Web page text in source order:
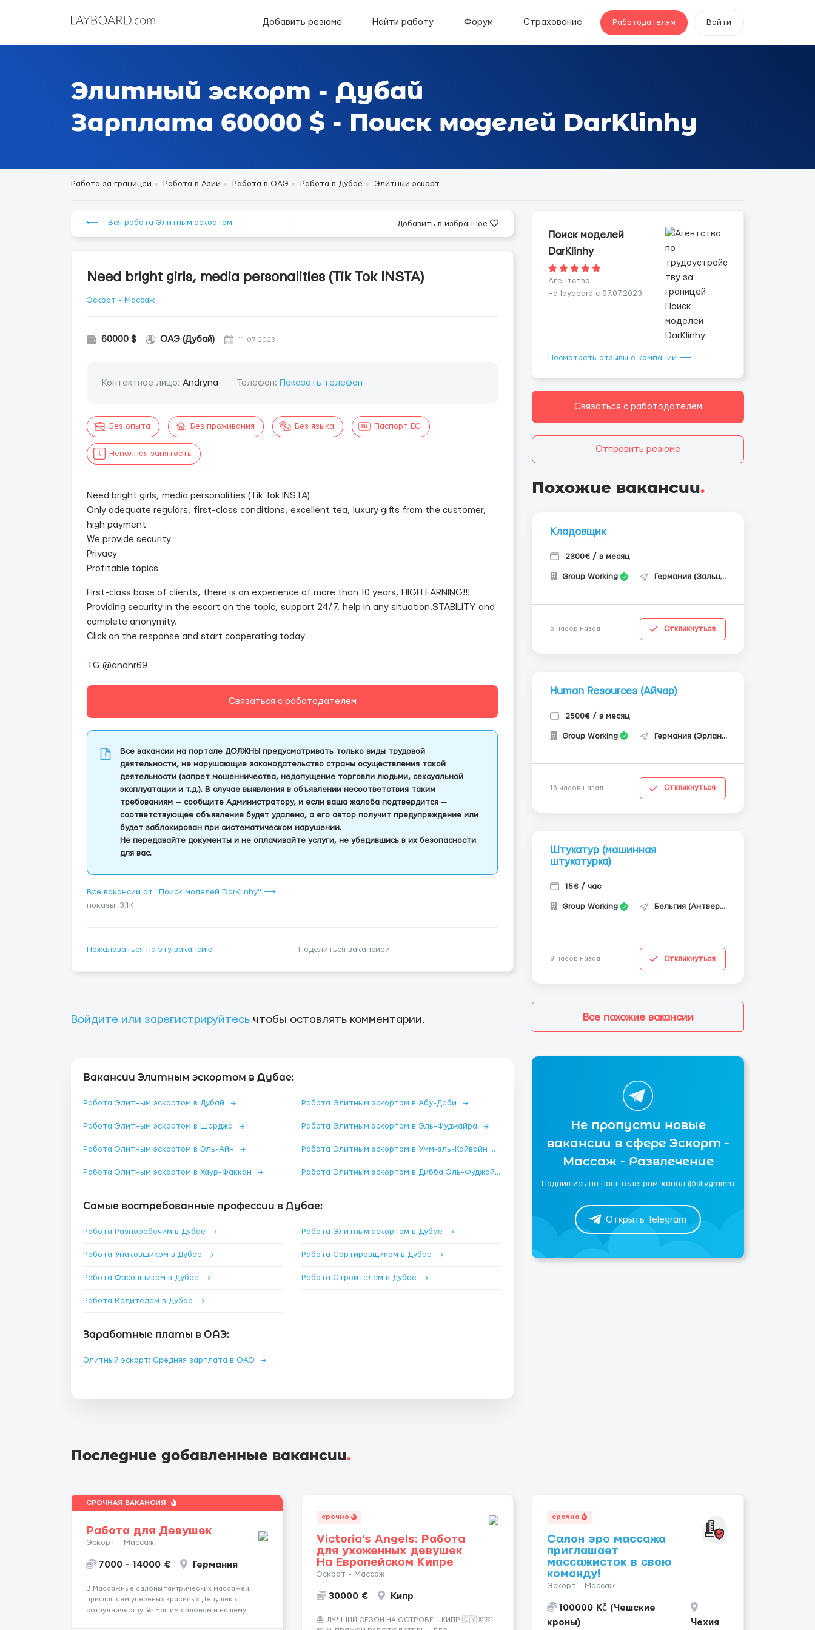
Добавить резюме Найти работу Форум Страхование Работодателям Войти
Элитный эскорт - Дубай
Зарплата 60000 $ - Поиск моделей DarKlinhy
Работа за границей Работа в Азии Работа в ОАЭ Работа в Дубае Элитный эскорт
⟵ Вся работа Элитным эскортом Добавить в избранное
Need bright girls, media personalities (Tik Tok INSTA)
Эскорт - Массаж
60000 $ ОАЭ (Дубай) 11-07-2023
Контактное лицо: Andryna Телефон: Показать телефон
Без опыта Без проживания Без языка Паспорт ЕС
Неполная занятость
Need bright girls, media personalities (Tik Tok INSTA)
Only adequate regulars, first-class conditions, excellent tea, luxury gifts from the customer,
high payment
We provide security
Privacy
Profitable topics
First-class base of clients, there is an experience of more than 10 years, HIGH EARNING!!!
Providing security in the escort on the topic, support 24/7, help in any situation.STABILITY and
complete anonymity.
Click on the response and start cooperating today
TG @andhr69
Связаться с работодателем
Все вакансии на портале ДОЛЖНЫ предусматривать только виды трудовой
деятельности, не нарушающие законодательство страны осуществления такой
деятельности (запрет мошенничества, недопущение торговли людьми, сексуальной
эксплуатации и т.д.). В случае выявления в объявлении несоответствия таким
требованиям — сообщите Администратору, и если ваша жалоба подтвердится —
соответствующее объявление будет удалено, а его автор получит предупреждение или
будет заблокирован при систематическом нарушении.
Не передавайте документы и не оплачивайте услуги, не убедившись в их безопасности
для вас.
Все вакансии от "Поиск моделей DarKlinhy" ⟶
показы: 3.1K
Пожаловаться на эту вакансию Поделиться вакансией:
Войдите или зарегистрируйтесь чтобы оставлять комментарии.
Вакансии Элитным эскортом в Дубае:
Работа Элитным эскортом в Дубай → Работа Элитным эскортом в Абу-Даби →
Работа Элитным эскортом в Шарджа → Работа Элитным эскортом в Эль-Фуджайра →
Работа Элитным эскортом в Эль-Айн → Работа Элитным эскортом в Умм-эль-Кайвайн→
Работа Элитным эскортом в Хаур-Факкан → Работа Элитным эскортом в Дибба Эль-Фуджайра
Самые востребованные профессии в Дубае:
Работа Разнорабочим в Дубае → Работа Элитным эскортом в Дубае →
Работа Упаковщиком в Дубае → Работа Сортировщиком в Дубае →
Работа Фасовщиком в Дубае → Работа Строителем в Дубае →
Работа Водителем в Дубае →
Заработные платы в ОАЭ:
Элитный эскорт: Средняя зарплата в ОАЭ →
Поиск моделей
DarKlinhy
Агентство
на layboard с 07.07.2023
Посмотреть отзывы о компании ⟶
Связаться с работодателем
Отправить резюме
Похожие вакансии.
Кладовщик
2300€ / в месяц
Group Working Германия (Зальцгиттер)
6 часов назад Откликнуться
Human Resources (Айчар)
2500€ / в месяц
Group Working Германия (Эрланген)
16 часов назад Откликнуться
Штукатур (машинная
штукатурка)
15€ / час
Group Working Бельгия (Антверпен)
9 часов назад Откликнуться
Все похожие вакансии
Не пропусти новые
вакансии в сфере Эскорт -
Массаж - Развлечение
Подпишись на наш телеграм-канал @slivgramru
Открыть Telegram
Последние добавленные вакансии.
СРОЧНАЯ ВАКАНСИЯ
Работа для Девушек
Эскорт - Массаж
7000 - 14000 € Германия
В Массажные салоны тантрических массажей,
приглашаем увереных красивых Девушек к
сотрудничеству. 💫 Нашим салонам и нашему
срочно
Victoria's Angels: Работа
для ухоженных девушек
На Европейском Кипре
Эскорт - Массаж
30000 € Кипр
🏝️ ЛУЧШИЙ СЕЗОН НА ОСТРОВЕ — КИПР 🇨🇾 💶💶
срочно
Салон эро массажа
приглашает
массажисток в свою
команду!
Эскорт - Массаж
100000 Kč (Чешские
кроны)
Чехия